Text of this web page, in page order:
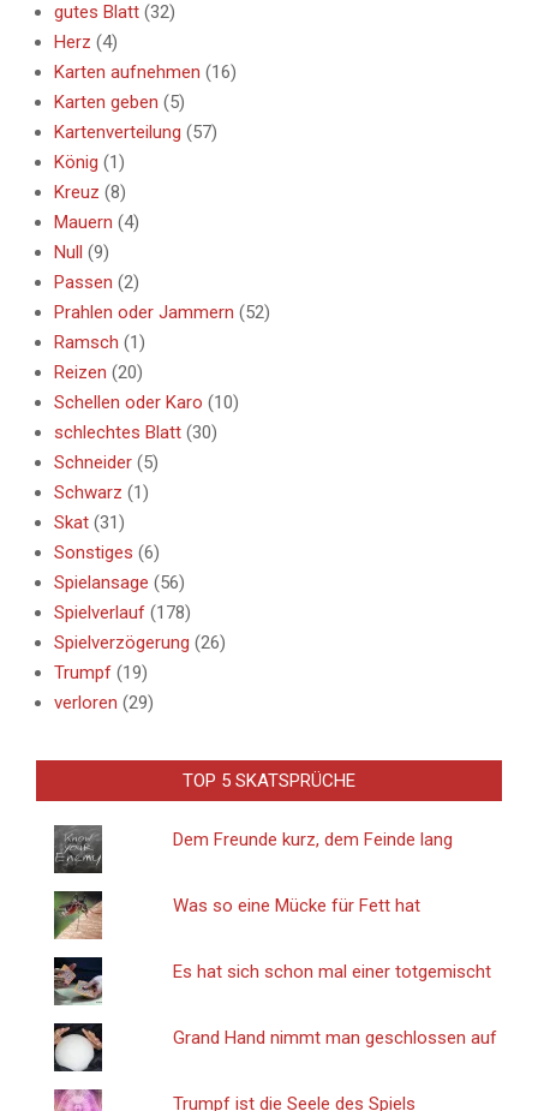
gutes Blatt (32)
Herz (4)
Karten aufnehmen (16)
Karten geben (5)
Kartenverteilung (57)
König (1)
Kreuz (8)
Mauern (4)
Null
(9)
Passen (2)
Prahlen oder Jammern (52)
Ramsch (1)
Reizen (20)
Schellen oder Karo (10)
schlechtes Blatt (30)
Schneider (5)
Schwarz (1)
Skat (31)
Sonstiges (6)
Spielansage (56)
Spielverlauf (178)
Spielverzögerung (26)
Trumpf (19)
verloren (29)
TOP 5 SKATSPRÜCHE
Dem Freunde kurz, dem Feinde lang
Was so eine Mücke für Fett hat
Es hat sich schon mal einer totgemischt
Grand Hand nimmt man geschlossen auf
Trumpf ist die Seele des Spiels